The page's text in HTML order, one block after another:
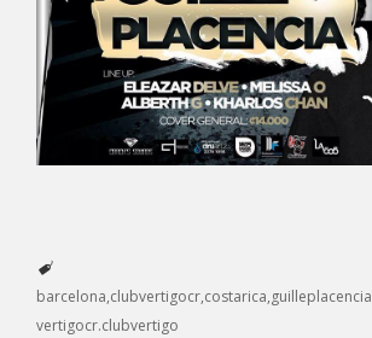
barcelona clubvertigocr costarica guilleplacencia
vertigocr.clubvertigo